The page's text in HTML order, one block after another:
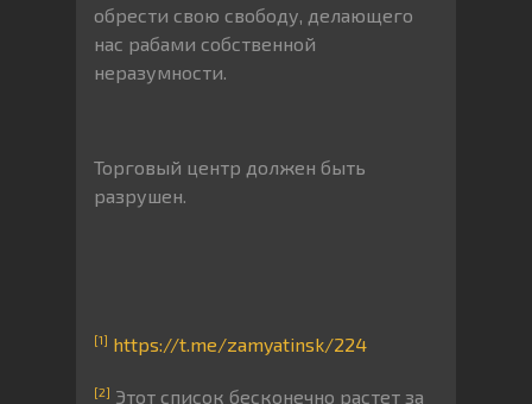
обрести свою свободу, делающего
нас рабами собственной
неразумности.
Торговый центр должен быть
разрушен.
[1] https://t.me/zamyatinsk/224
[2] Этот список бесконечно растет за